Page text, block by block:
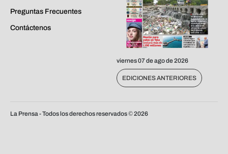
Preguntas Frecuentes
Contáctenos
viernes 07 de ago de 2026
EDICIONES ANTERIORES
La Prensa - Todos los derechos reservados ©2026